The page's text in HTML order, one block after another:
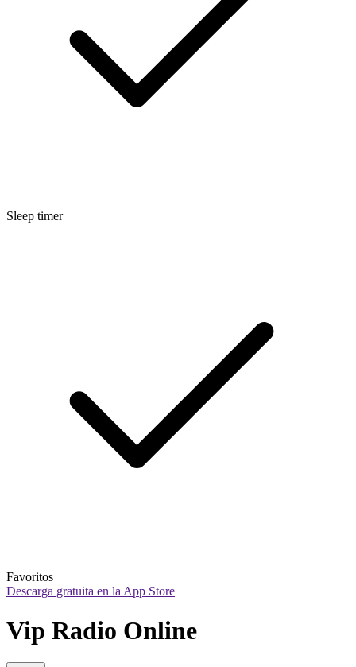
Sleep timer
Favoritos
Descarga gratuita en la App Store
Vip Radio Online